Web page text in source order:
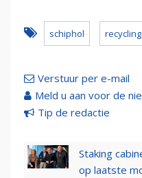
schiphol recycling
Verstuur per e-mail
Meld u aan voor de
Tip de redactie
Staking
op laatste